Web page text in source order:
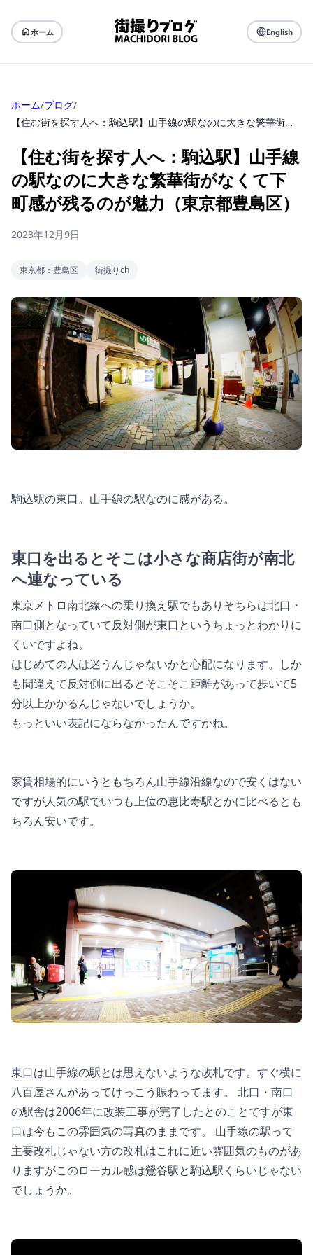
ホーム English
ホーム/ブログ/
【住む街を探す人へ：駒込駅】山手線の駅なのに大きな繁華街がなくて下町感が残るのが魅力（東京都豊島区）
【住む街を探す人へ：駒込駅】山手線
の駅なのに大きな繁華街がなくて下
町感が残るのが魅力（東京都豊島区）
2023年12月9日
東京都：豊島区 街撮りch
駒込駅の東口。山手線の駅なのに感がある。
東口を出るとそこは小さな商店街が南北
へ連なっている
東京メトロ南北線への乗り換え駅でもありそちらは北口・
南口側となっていて反対側が東口というちょっとわかりに
くいですよね。
はじめての人は迷うんじゃないかと心配になります。しか
も間違えて反対側に出るとそこそこ距離があって歩いて5
分以上かかるんじゃないでしょうか。
もっといい表記にならなかったんですかね。
家賃相場的にいうともちろん山手線沿線なので安くはない
ですが人気の駅でいつも上位の恵比寿駅とかに比べるとも
ちろん安いです。
東口は山手線の駅とは思えないような改札です。すぐ横に
八百屋さんがあってけっこう賑わってます。 北口・南口
の駅舎は2006年に改装工事が完了したとのことですが東
口は今もこの雰囲気の写真のままです。 山手線の駅って
主要改札じゃない方の改札はこれに近い雰囲気のものがあ
りますがこのローカル感は鶯谷駅と駒込駅くらいじゃない
でしょうか。